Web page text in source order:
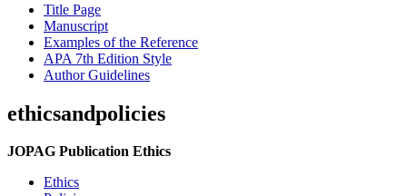
Title Page
Manuscript
Examples of the Reference
APA 7th Edition Style
Author Guidelines
ethicsandpolicies
JOPAG Publication Ethics
Ethics